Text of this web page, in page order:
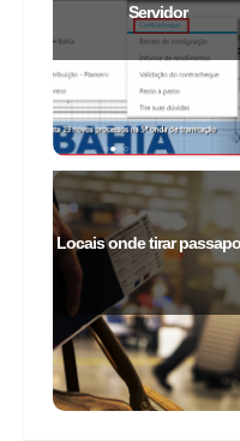
Servidor
Locais onde tirar